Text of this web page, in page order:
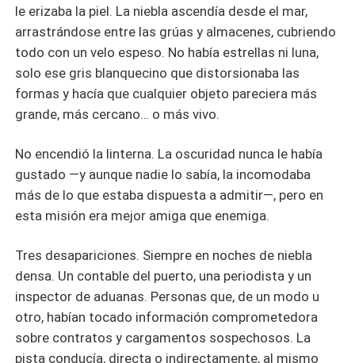
le erizaba la piel. La niebla ascendía desde el mar,
arrastrándose entre las grúas y almacenes, cubriendo
todo con un velo espeso. No había estrellas ni luna,
solo ese gris blanquecino que distorsionaba las
formas y hacía que cualquier objeto pareciera más
grande, más cercano… o más vivo.
No encendió la linterna. La oscuridad nunca le había
gustado —y aunque nadie lo sabía, la incomodaba
más de lo que estaba dispuesta a admitir—, pero en
esta misión era mejor amiga que enemiga.
Tres desapariciones. Siempre en noches de niebla
densa. Un contable del puerto, una periodista y un
inspector de aduanas. Personas que, de un modo u
otro, habían tocado información comprometedora
sobre contratos y cargamentos sospechosos. La
pista conducía, directa o indirectamente, al mismo